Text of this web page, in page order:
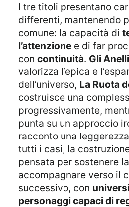
I tre titoli presentano caratteristiche
differenti, mantenendo
comune: la capacità di
l’attenzione e di far
concontinuità. Gli
valorizza l’epica e
dell’universo, La Ruota
costruisce una
progressivamente,
punta su un approccio
racconto una
tutti i casi, la
pensata per sostenere
accompagnare verso il
successivo, con
personaggi capaci di